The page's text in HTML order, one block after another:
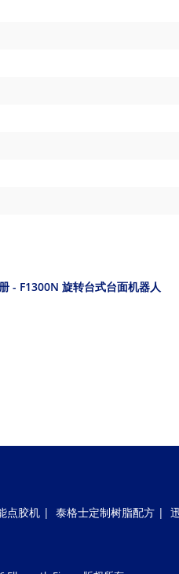
- F1300N 旋转台式台面机器人
点胶机 | 泰格士定制树脂配方 |